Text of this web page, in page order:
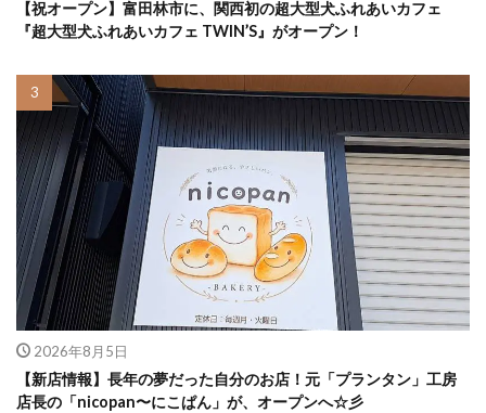
【祝オープン】富田林市に、関西初の超大型犬ふれあいカフェ
『超大型犬ふれあいカフェ TWIN’S』がオープン！
2026年8月5日
【新店情報】長年の夢だった自分のお店！元「プランタン」工房
店長の「nicopan〜にこぱん」が、オープンへ☆彡